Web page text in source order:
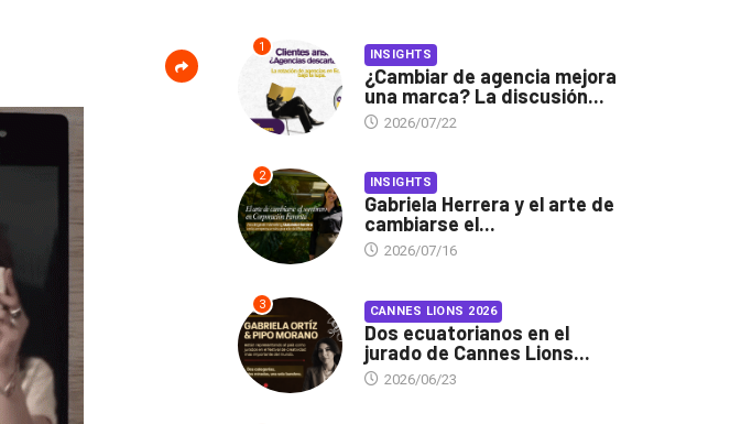
1 INSIGHTS
¿Cambiar de agencia mejora
una marca? La discusión...
2026/07/22
2 INSIGHTS
Gabriela Herrera y el arte de
cambiarse el...
2026/07/16
3 CANNES LIONS 2026
Dos ecuatorianos en el
jurado de Cannes Lions...
2026/06/23